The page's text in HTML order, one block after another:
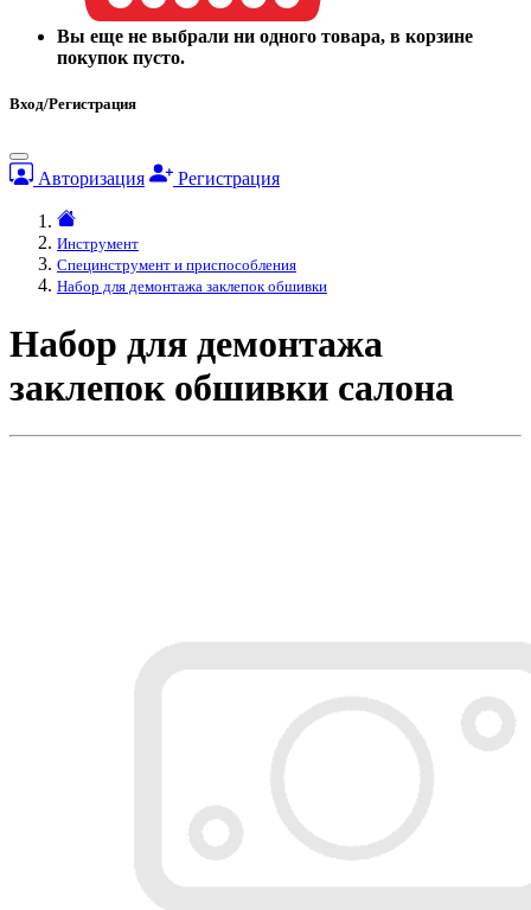
Вы еще не выбрали ни одного товара, в корзине
покупок пусто.
Вход/Регистрация
Авторизация Регистрация
Инструмент
Специнструмент и приспособления
Набор для демонтажа заклепок обшивки
Набор для демонтажа
заклепок обшивки салона